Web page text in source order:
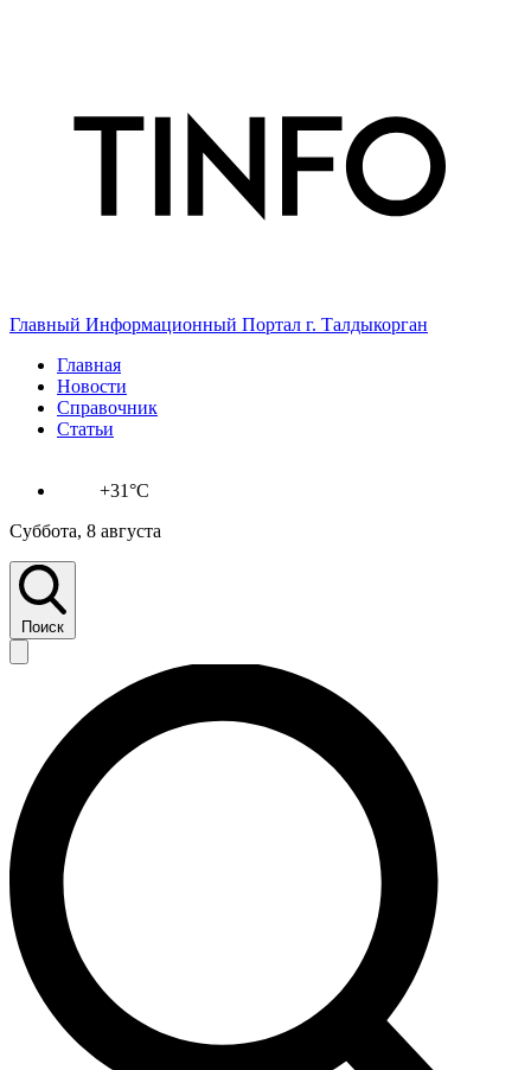
Главный Информационный Портал г. Талдыкорган
Главная
Новости
Справочник
Статьи
+31°C
Суббота, 8 августа
Поиск